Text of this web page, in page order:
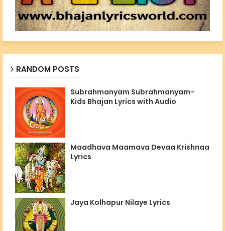
RANDOM POSTS
Subrahmanyam Subrahmanyam-
Kids Bhajan Lyrics with Audio
Maadhava Maamava Devaa Krishnaa
Lyrics
Jaya Kolhapur Nilaye Lyrics